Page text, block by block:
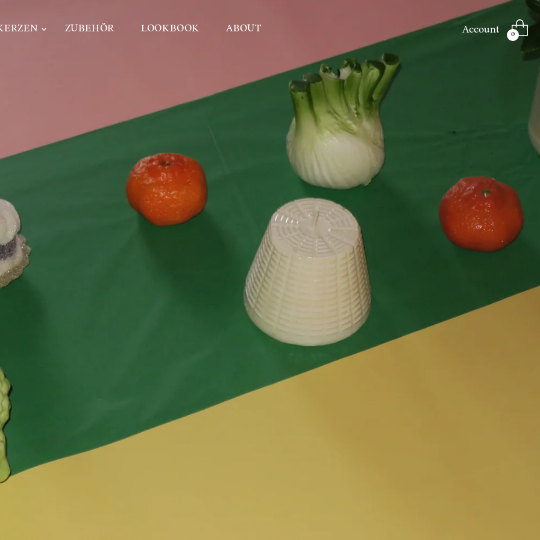
ZUBEHÖR LOOKBOOK ABOUT Account 0